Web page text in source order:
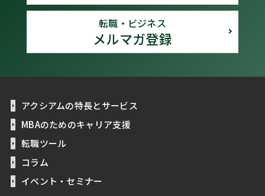
転職・ビジネス
メルマガ登録
アクシアムの特長とサービス
MBAのためのキャリア支援
転職ツール
コラム
イベント・セミナー